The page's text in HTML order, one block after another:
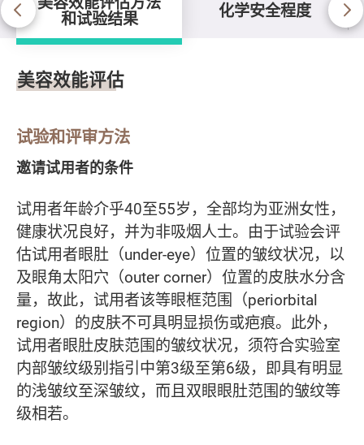
和试验结果 化学安全程度
美容效能评估方法和试验结果
美容效能评估
试验和评审方法
邀请试用者的条件
试用者年龄介乎40至55岁，全部均为亚洲女性，
健康状况良好，并为非吸烟人士。由于试验会评
估试用者眼肚（under-eye）位置的皱纹状况，以
及眼角太阳穴（outer corner）位置的皮肤水分含
量，故此，试用者该等眼框范围（periorbital
region）的皮肤不可具明显损伤或疤痕。此外，
试用者眼肚皮肤范围的皱纹状况，须符合实验室
内部皱纹级别指引中第3级至第6级，即具有明显
的浅皱纹至深皱纹，而且双眼眼肚范围的皱纹等
级相若。